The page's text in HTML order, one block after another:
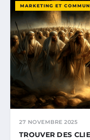
MARKETING ET
27 NOVEMBRE 2025
TROUVER DES